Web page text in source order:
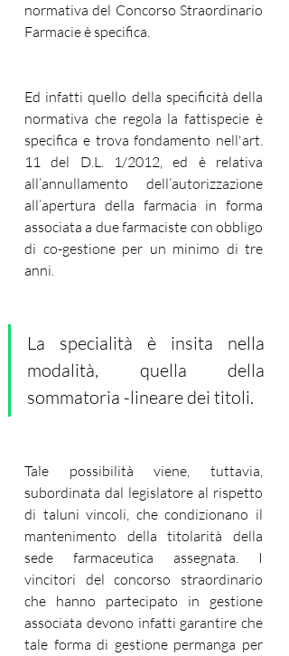
normativa del Concorso Straordinario
Farmacie è specifica.
Ed infatti quello della specificità della
normativa che regola la fattispecie è
specifica e trova fondamento nell'art.
11 del D.L. 1/2012, ed è relativa
all’annullamento dell’autorizzazione
all’apertura della farmacia in forma
associata a due farmaciste con obbligo
di co-gestione per un minimo di tre
anni.
La specialità è insita nella
modalità, quella della
sommatoria -lineare dei titoli.
Tale possibilità viene, tuttavia,
subordinata dal legislatore al rispetto
di taluni vincoli, che condizionano il
mantenimento della titolarità della
sede farmaceutica assegnata. I
vincitori del concorso straordinario
che hanno partecipato in gestione
associata devono infatti garantire che
tale forma di gestione permanga per